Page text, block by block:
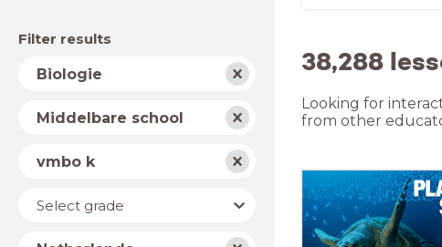
Filter results
Subject
Biologie
School
typeMiddelbare school
vmbo k
YearSelect grade
Country
38,288
Looking for
from other